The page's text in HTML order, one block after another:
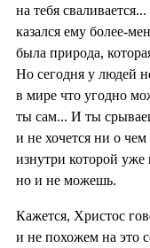
на тебя
казался ему более-
была природа,
Но сегодня у людей
в мире что угодно
ты сам... И ты
и не хочется ни о
изнутри которой уже
но и не можешь.
Кажется, Христос
и не похожем на это